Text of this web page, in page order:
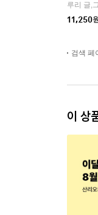
루리 글,
11,250
검색 페
이 상